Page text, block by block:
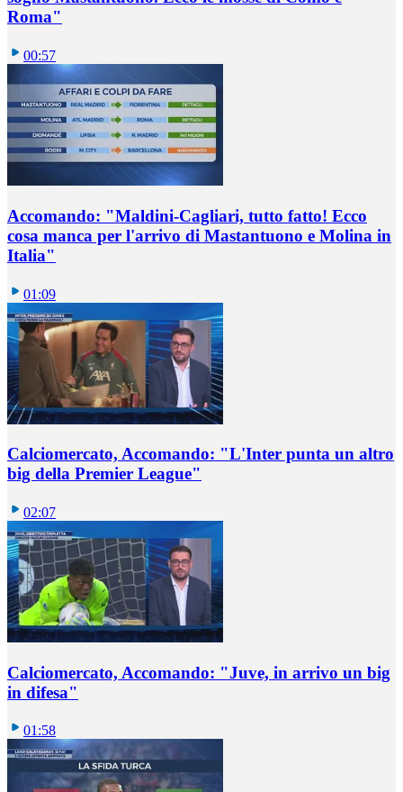
Roma"
00:57
Accomando: "Maldini-Cagliari, tutto fatto! Ecco
cosa manca per l'arrivo di Mastantuono e Molina in
Italia"
01:09
Calciomercato, Accomando: "L'Inter punta un altro
big della Premier League"
02:07
Calciomercato, Accomando: "Juve, in arrivo un big
in difesa"
01:58